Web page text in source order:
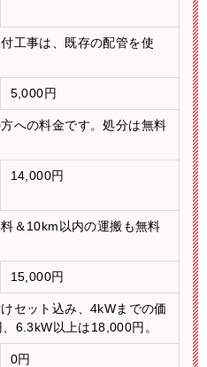
工事は、既存の配管を使
5,000円
への料金です。処分は無料
14,000円
＆10km以内の運搬も無料
15,000円
セット込み、4kWまでの価
6.3kW以上は18,000円。
0円